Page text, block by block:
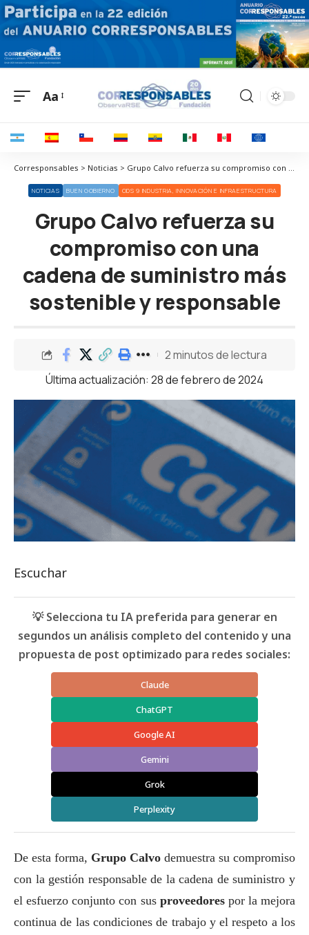
Aa
Corresponsables > Noticias > Grupo Calvo refuerza su compromiso con una cadena de suministro más sostenible y responsable
NOTICIAS BUEN GOBIERNO ODS 9 INDUSTRIA, INNOVACIÓN E INFRAESTRUCTURA
Grupo Calvo refuerza su
compromiso con una
cadena de suministro más
sostenible y responsable
Última actualización: 28 de febrero de 2024
2 minutos de lectura
Escuchar
💡 Selecciona tu IA preferida para generar en
segundos un análisis completo del contenido y una
propuesta de post optimizado para redes sociales:
Claude
ChatGPT
Google AI
Gemini
Grok
Perplexity
De esta forma, Grupo Calvo demuestra su compromiso
con la gestión responsable de la cadena de suministro y
el esfuerzo conjunto con sus proveedorespor la mejora
continua de las condiciones de trabajo y el respeto a los